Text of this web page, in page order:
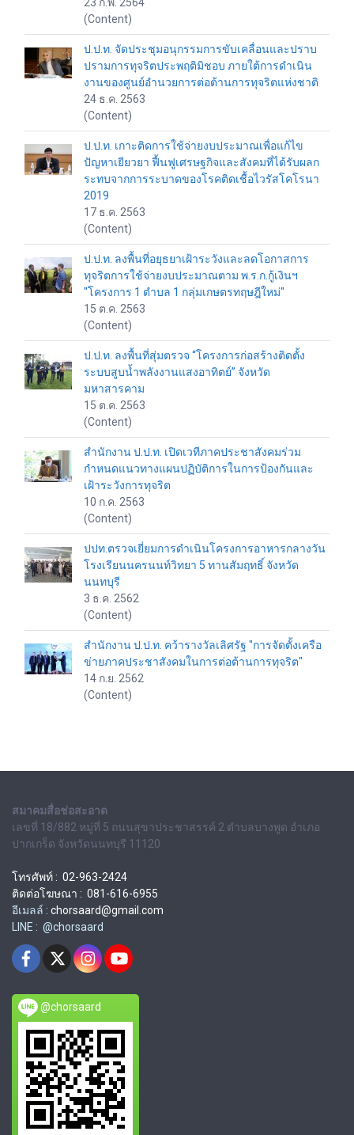
(Content)
ป.ป.ท. จัดประชุมอนุกรรมการขับเคลื่อนและปราบ
ปรามการทุจริตประพฤติมิชอบ ภายใต้การดำเนิน
งานของศูนย์อำนวยการต่อต้านการทุจริตแห่งชาติ
24 ธ.ค. 2563
(Content)
ป.ป.ท. เกาะติดการใช้จ่ายงบประมาณเพื่อแก้ไข
ปัญหาเยียวยา ฟื้นฟูเศรษฐกิจและสังคมที่ได้รับผลก
ระทบจากการระบาดของโรคติดเชื้อไวรัสโคโรนา
2019
17 ธ.ค. 2563
(Content)
ป.ป.ท. ลงพื้นที่อยุธยาเฝ้าระวังและลดโอกาสการ
ทุจริตการใช้จ่ายงบประมาณตาม พ.ร.ก.กู้เงินฯ
"โครงการ 1 ตำบล 1 กลุ่มเกษตรทฤษฎีใหม่"
15 ต.ค. 2563
(Content)
ป.ป.ท. ลงพื้นที่สุ่มตรวจ “โครงการก่อสร้างติดตั้ง
ระบบสูบน้ำพลังงานแสงอาทิตย์” จังหวัด
มหาสารคาม
15 ต.ค. 2563
(Content)
สำนักงาน ป.ป.ท. เปิดเวทีภาคประชาสังคมร่วม
กำหนดแนวทางแผนปฏิบัติการในการป้องกันและ
เฝ้าระวังการทุจริต
10 ก.ค. 2563
(Content)
ปปท.ตรวจเยี่ยมการดำเนินโครงการอาหารกลางวัน
โรงเรียนนครนนท์วิทยา 5 ทานสัมฤทธิ์ จังหวัด
นนทบุรี
3 ธ.ค. 2562
(Content)
สำนักงาน ป.ป.ท. คว้ารางวัลเลิศรัฐ "การจัดตั้งเครือ
ข่ายภาคประชาสังคมในการต่อต้านการทุจริต"
14 ก.ย. 2562
(Content)
สมาคมสื่อช่อสะอาด
เลขที่ 18/882 หมู่ที่ 5 ถนนสุขาประชาสรรค์ 2 ตำบลบางพูด อำเภอ
ปากเกร็ด จังหวัดนนทบุรี 11120
โทรศัพท์ : 02-963-2424
ติดต่อโฆษณา : 081-616-6955
อีเมลล์ : chorsaard@gmail.com
LINE : @chorsaard
@chorsaard